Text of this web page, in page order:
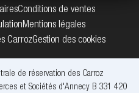
Conditions de ventes
Mentions légales
CarrozGestion des cookies
de réservation des Carroz
et Sociétés d'Annecy B 331 420